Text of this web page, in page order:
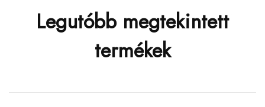
Legutóbb megtekintett
termékek